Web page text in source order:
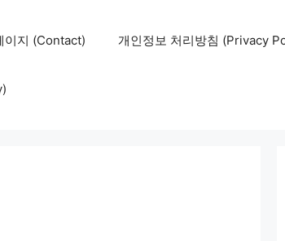
이지 (Contact) 개인정보 처리방침 (Privacy